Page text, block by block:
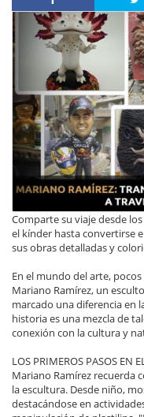
Comparte su viaje desde
el kínder hasta convertirse
sus obras detalladas y
En el mundo del arte,
Mariano Ramírez, un
marcado una diferencia en
historia es una mezcla de
conexión con la cultura y
LOS PRIMEROS PASOS EN
Mariano Ramírez recuerda
la escultura. Desde niño,
destacándose en